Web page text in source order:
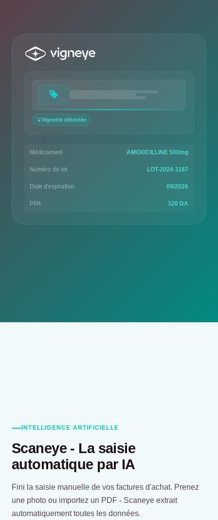
Vignette détectée
Médicament AMOXICILLINE 500mg
Numéro de lot LOT-2024-1187
Date d'expiration 09/2026
PPA 320 DA
INTELLIGENCE ARTIFICIELLE
Scaneye - La saisie
automatique par IA
Fini la saisie manuelle de vos factures d'achat. Prenez
une photo ou importez un PDF - Scaneye extrait
automatiquement toutes les données.